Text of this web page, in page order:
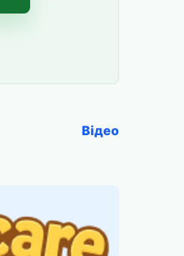
Відео